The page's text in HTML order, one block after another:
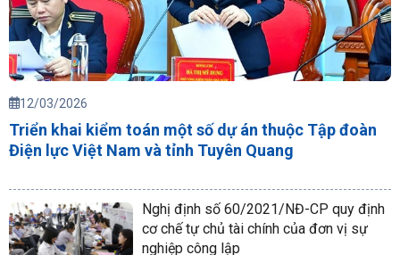
12/03/2026
Triển khai kiểm toán một số dự án thuộc Tập đoàn
Điện lực Việt Nam và tỉnh Tuyên Quang
Nghị định số 60/2021/NĐ-CP quy định
cơ chế tự chủ tài chính của đơn vị sự
nghiệp công lập